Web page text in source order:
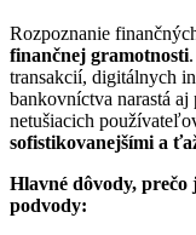
Rozpoznanie
finančnej gramotnosti
transakcií, digitálnych
bankovníctva narastá
netušiacich
sofistikovanejšími a
Hlavné dôvody,
podvody: